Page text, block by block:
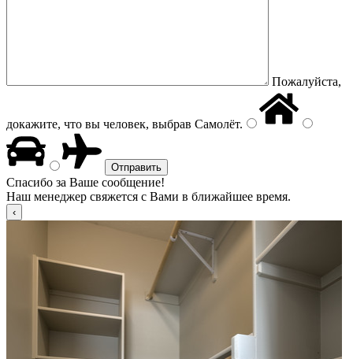
Пожалуйста,
докажите, что вы человек, выбрав Самолёт.
Спасибо за Ваше сообщение!
Наш менеджер свяжется с Вами в ближайшее время.